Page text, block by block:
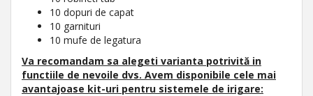
10 dopuri de capat
10 garnituri
10 mufe de legatura
Va recomandam sa alegeti varianta potrivită in
functiile de nevoile dvs. Avem disponibile cele mai
avantajoase kit-uri pentru sistemele de irigare: